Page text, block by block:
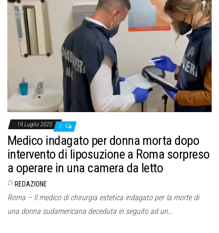
19 Luglio 2025 0
Medico indagato per donna morta dopo
intervento di liposuzione a Roma sorpreso
a operare in una camera da letto
Di REDAZIONE
Roma – Il medico di chirurgia estetica indagato per la morte di
una donna sudamericana deceduta in seguito ad un…